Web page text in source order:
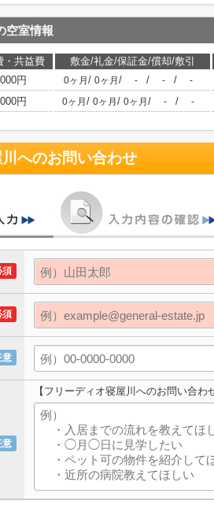
空室情報
・共益費 敷金/礼金/保証金/償却/敷引
円 0ヶ月 / 0ヶ月 / - / - / -
円 0ヶ月 / 0ヶ月 / 0ヶ月 / - / -
へのお問い合わせ
須
須
意
意
【フリーディオ寝屋川へのお問い合わ